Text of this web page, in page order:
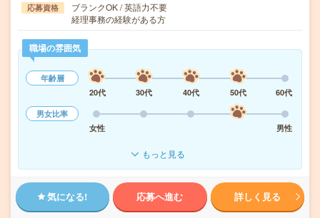
応募資格
ブランクOK / 英語力不要
経理事務の経験がある方
職場の雰囲気
年齢層
20代
30代 40代 50代
60代
男女比率
女性
男性
もっと見る
気になる! 応募へ進む 詳しく見る